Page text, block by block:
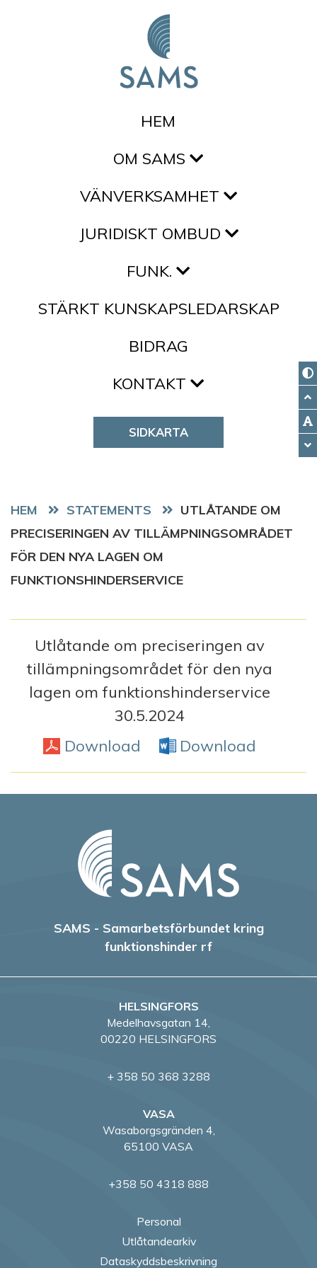
HEM
OM SAMS
VÄNVERKSAMHET
JURIDISKT OMBUD
FUNK.
STÄRKT KUNSKAPSLEDARSKAP
BIDRAG
KONTAKT
SIDKARTA
HEM STATEMENTS
UTLÅTANDE OM
PRECISERINGEN AV TILLÄMPNINGSOMRÅDET
FÖR DEN NYA LAGEN OM
FUNKTIONSHINDERSERVICE
Utlåtande om preciseringen av
tillämpningsområdet för den nya
lagen om funktionshinderservice
30.5.2024
Download PDF Download
SAMS - Samarbetsförbundet kring
funktionshinder rf
HELSINGFORS
Medelhavsgatan 14,
00220 HELSINGFORS
+ 358 50 368 3288
VASA
Wasaborgsgränden 4,
65100 VASA
+358 50 4318 888
Personal
Utlåtandearkiv
Dataskyddsbeskrivning